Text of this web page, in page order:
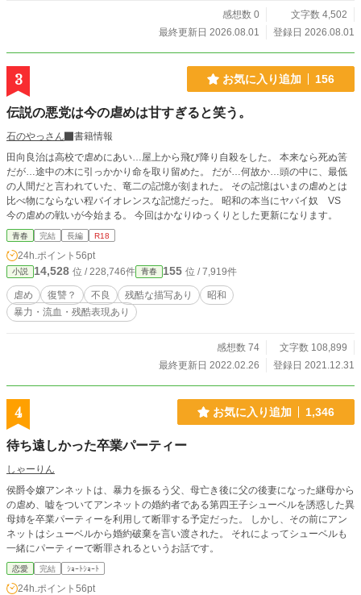
感想数 0
文字数 4,502
最終更新日 2026.08.01
登録日 2026.08.01
3 お気に入り追加 156
伝説の悪党は今の虐めは甘すぎると笑う。
石のやっさん
書籍情報
田向良治は高校で虐めにあい…屋上から飛び降り自殺をした。 本来なら死ぬ筈
だが…途中の木に引っかかり命を取り留めた。 だが…何故か…頭の中に、最低
の人間だと言われていた、竜二の記憶が刻まれた。 その記憶はいまの虐めとは
比べ物にならない程バイオレンスな記憶だった。 昭和の本当にヤバイ奴 VS
今の虐めの戦いが今始まる。 今回はかなりゆっくりとした更新になります。
青春 完結 長編 R18
24h.ポイント 56pt
小説 14,528 位 / 228,746件 青春 155 位 / 7,919件
虐め 復讐？ 不良 残酷な描写あり
昭和
暴力・流血・残酷表現あり
感想数 74
文字数 108,899
最終更新日 2022.02.26
登録日 2021.12.31
4 お気に入り追加 1,346
待ち遠しかった卒業パーティー
しゃーりん
侯爵令嬢アンネットは、暴力を振るう父、母亡き後に父の後妻になった継母から
の虐め、嘘をついてアンネットの婚約者である第四王子シューベルを誘惑した異
母姉を卒業パーティーを利用して断罪する予定だった。 しかし、その前にアン
ネットはシューベルから婚約破棄を言い渡された。 それによってシューベルも
一緒にパーティーで断罪されるというお話です。
恋愛 完結 ｼｮｰﾄｼｮｰﾄ
24h.ポイント 56pt